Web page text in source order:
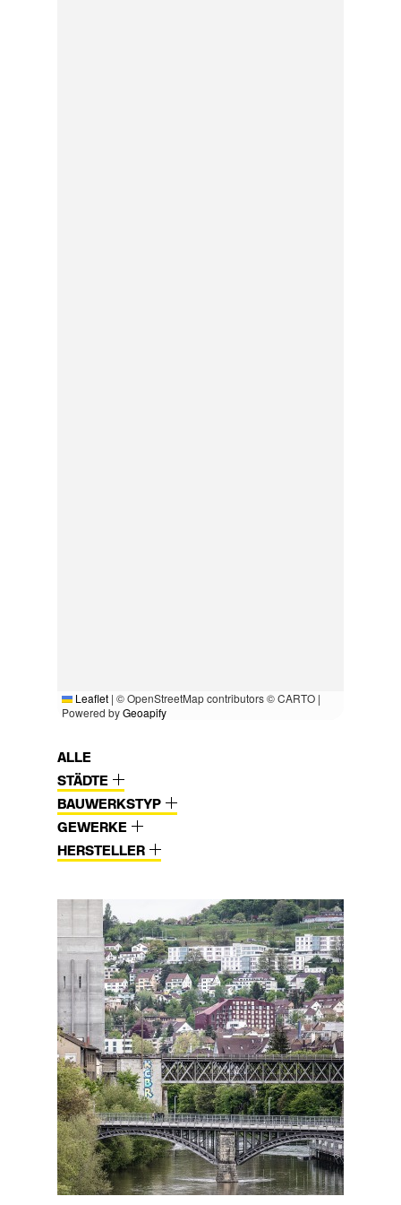
Leaflet | © OpenStreetMap contributors © CARTO |
Powered byGeoapify
ALLE
STÄDTE
BAUWERKSTYP
GEWERKE
HERSTELLER